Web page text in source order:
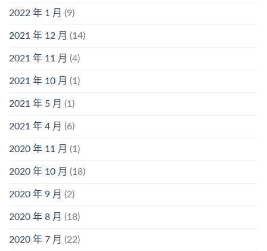
2022 年 1 月 (9)
2021 年 12 月 (14)
2021 年 11 月 (4)
2021 年 10 月 (1)
2021 年 5 月 (1)
2021 年 4 月 (6)
2020 年 11 月 (1)
2020 年 10 月 (18)
2020 年 9 月 (2)
2020 年 8 月 (18)
2020 年 7 月 (22)